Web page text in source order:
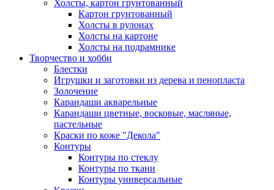
Холсты, картон грунтованный
Картон грунтованный
Холсты в рулонах
Холсты на картоне
Холсты на подрамнике
Творчество и хобби
Блестки
Игрушки и заготовки из дерева и пенопласта
Золочение
Карандаши акварельные
Карандаши цветные, восковые, масляные,
пастельные
Краски по коже "Декола"
Контуры
Контуры по стеклу
Контуры по ткани
Контуры универсальные